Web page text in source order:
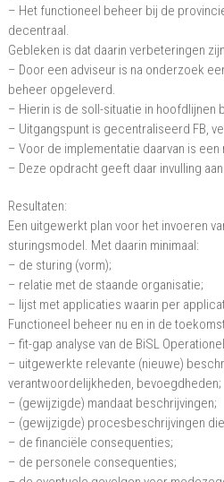
– Het functioneel beheer bij de
decentraal.
Gebleken is dat daarin verbeteringen
– Door een adviseur is na onderzoek
beheer opgeleverd.
– Hierin is de soll-situatie in hoofdlijnen
– Uitgangspunt is gecentraliseerd FB,
– Voor de implementatie daarvan is
– Deze opdracht geeft daar invulling aan.
Resultaten:
Een uitgewerkt plan voor het invoeren
sturingsmodel. Met daarin minimaal:
– de sturing (vorm);
– relatie met de staande organisatie;
– lijst met applicaties waarin per
Functioneel beheer nu en in de
– fit-gap analyse van de BiSL
– uitgewerkte relevante (nieuwe)
verantwoordelijkheden, bevoegdheden;
– (gewijzigde) mandaat beschrijvingen;
– (gewijzigde) procesbeschrijvingen
– de financiële consequenties;
– de personele consequenties;